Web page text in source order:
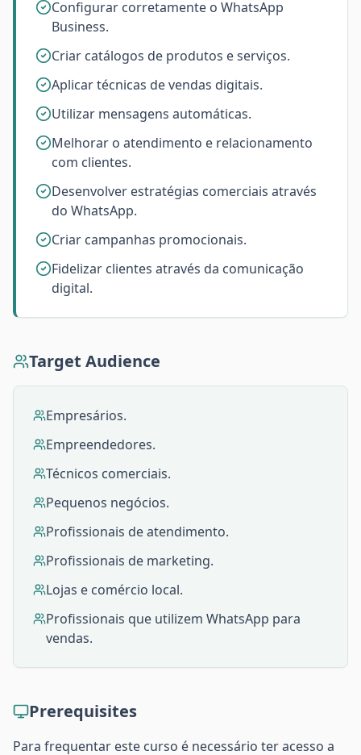
Configurar corretamente o WhatsApp
Business.
Criar catálogos de produtos e serviços.
Aplicar técnicas de vendas digitais.
Utilizar mensagens automáticas.
Melhorar o atendimento e relacionamento
com clientes.
Desenvolver estratégias comerciais através
do WhatsApp.
Criar campanhas promocionais.
Fidelizar clientes através da comunicação
digital.
Target Audience
Empresários.
Empreendedores.
Técnicos comerciais.
Pequenos negócios.
Profissionais de atendimento.
Profissionais de marketing.
Lojas e comércio local.
Profissionais que utilizem WhatsApp para
vendas.
Prerequisites
Para frequentar este curso é necessário ter acesso a